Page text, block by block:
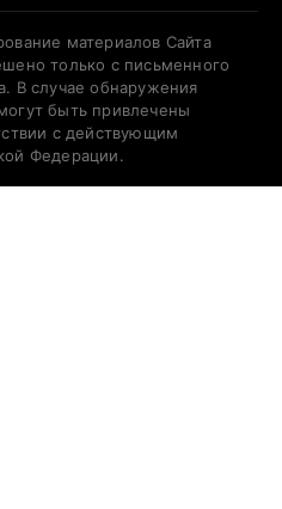
материалов Сайта
только с письменного
В случае обнаружения
быть привлечены
с действующим
Федерации.